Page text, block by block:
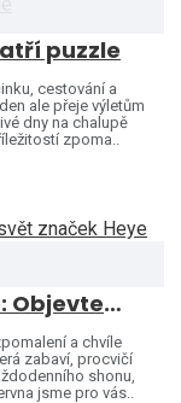
puzzle
cestování a
ale přeje výletům
dny na chalupě
zpoma..
Červnové puzzle inspirace: Objevte svět značek Heye a Jumbo
a chvíle
zabaví, procvičí
shonu,
jsme pro vás..